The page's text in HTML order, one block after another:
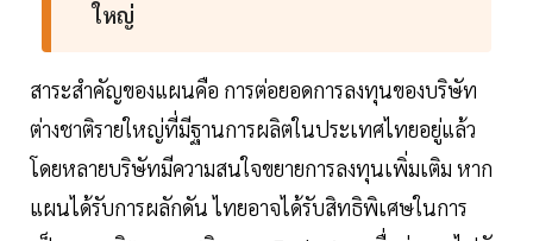
ใหญ่
สาระสำคัญของแผนคือ การต่อยอดการลงทุนของบริษัท
ต่างชาติรายใหญ่ที่มีฐานการผลิตในประเทศไทยอยู่แล้ว
โดยหลายบริษัทมีความสนใจขยายการลงทุนเพิ่มเติม หาก
แผนได้รับการผลักดัน ไทยอาจได้รับสิทธิพิเศษในการ